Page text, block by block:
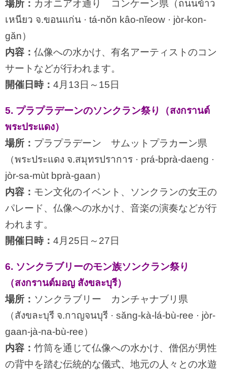
場所： カオニアオ通り コンケーン県（ถนนข้าว
เหนียว จ.ขอนแก่น · tá-nŏn kâo-nĭeow · jòr-kon-
găn）
内容： 仏像への水かけ、有名アーティストのコン
サートなどが行われます。
開催日時： 4月13日～15日
5. プラプラデーンのソンクラン祭り（สงกรานต์
พระประแดง）
場所： プラプラデーン サムットプラカーン県
（พระประแดง จ.สมุทรปราการ · prá-bprà-daeng ·
jòr-sa-mùt bprà-gaan）
内容： モン文化のイベント、ソンクランの女王の
パレード、仏像への水かけ、音楽の演奏などが行
われます。
開催日時： 4月25日～27日
6. ソンクラブリーのモン族ソンクラン祭り
（สงกรานต์มอญ สังขละบุรี）
場所： ソンクラブリー カンチャナブリ県
（สังขละบุรี จ.กาญจนบุรี · săng-kà-lá-bù-ree · jòr-
gaan-jà-na-bù-ree）
内容： 竹筒を通じて仏像への水かけ、僧侶が男性
の背中を踏む伝統的な儀式、地元の人々との水遊